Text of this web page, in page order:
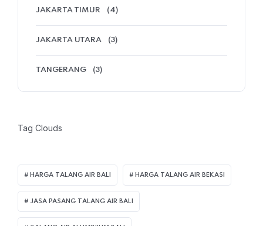
JAKARTA TIMUR (4)
JAKARTA UTARA (3)
TANGERANG (3)
Tag Clouds
HARGA TALANG AIR BALI HARGA TALANG AIR BEKASI
JASA PASANG TALANG AIR BALI